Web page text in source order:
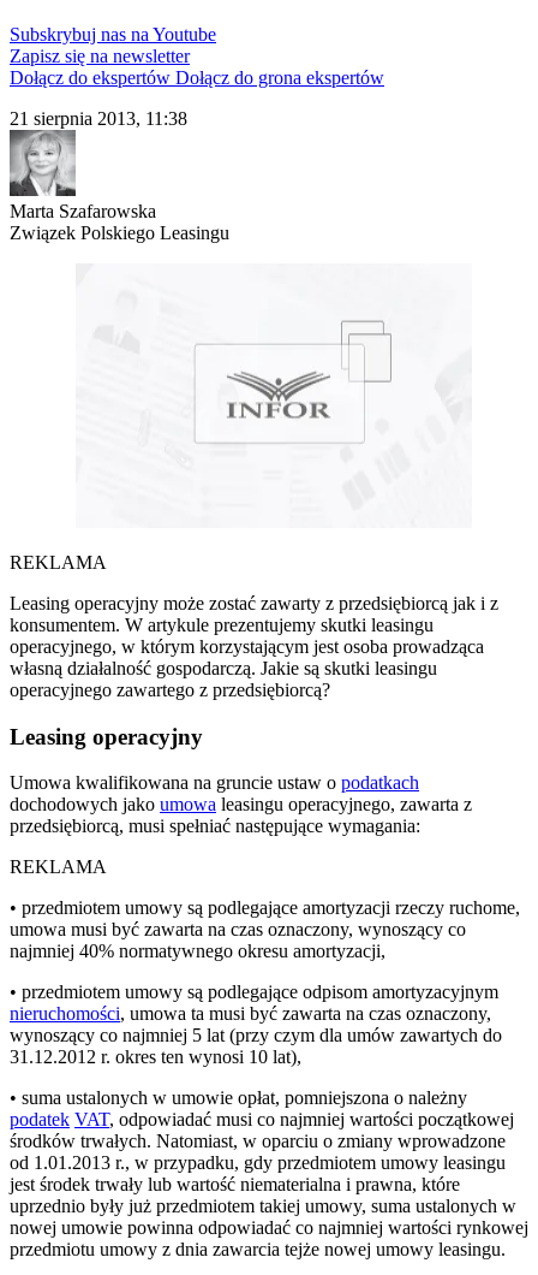
Subskrybuj nas na Youtube
Zapisz się na newsletter
Dołącz do ekspertów Dołącz do grona ekspertów
21 sierpnia 2013, 11:38
Marta Szafarowska
Związek Polskiego Leasingu
REKLAMA
Leasing operacyjny może zostać zawarty z przedsiębiorcą jak i z
konsumentem. W artykule prezentujemy skutki leasingu
operacyjnego, w którym korzystającym jest osoba prowadząca
własną działalność gospodarczą. Jakie są skutki leasingu
operacyjnego zawartego z przedsiębiorcą?
Leasing operacyjny
Umowa kwalifikowana na gruncie ustaw o podatkach
dochodowych jako umowa leasingu operacyjnego, zawarta z
przedsiębiorcą, musi spełniać następujące wymagania:
REKLAMA
• przedmiotem umowy są podlegające amortyzacji rzeczy ruchome,
umowa musi być zawarta na czas oznaczony, wynoszący co
najmniej 40% normatywnego okresu amortyzacji,
• przedmiotem umowy są podlegające odpisom amortyzacyjnym
nieruchomości, umowa ta musi być zawarta na czas oznaczony,
wynoszący co najmniej 5 lat (przy czym dla umów zawartych do
31.12.2012 r. okres ten wynosi 10 lat),
• suma ustalonych w umowie opłat, pomniejszona o należny
podatek VAT, odpowiadać musi co najmniej wartości początkowej
środków trwałych. Natomiast, w oparciu o zmiany wprowadzone
od 1.01.2013 r., w przypadku, gdy przedmiotem umowy leasingu
jest środek trwały lub wartość niematerialna i prawna, które
uprzednio były już przedmiotem takiej umowy, suma ustalonych w
nowej umowie powinna odpowiadać co najmniej wartości rynkowej
przedmiotu umowy z dnia zawarcia tejże nowej umowy leasingu.